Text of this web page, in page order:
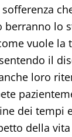
berranno lo
vuole
il
loro
dei tempi
della